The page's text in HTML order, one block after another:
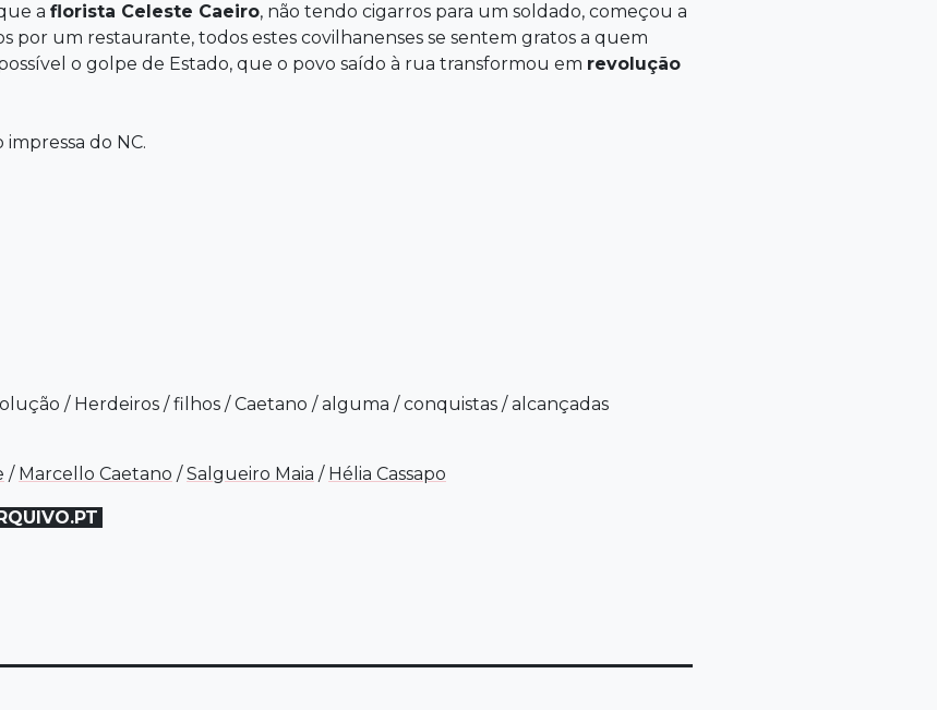
a florista Celeste Caeiro, não tendo cigarros para um soldado, começou a
por um restaurante, todos estes covilhanenses se sentem gratos a quem
o golpe de Estado, que o povo saído à rua transformou em revolução
do NC.
/ Herdeiros /filhos /Caetano /alguma /conquistas /alcançadas
/ Marcello Caetano /Salgueiro Maia / Hélia Cassapo